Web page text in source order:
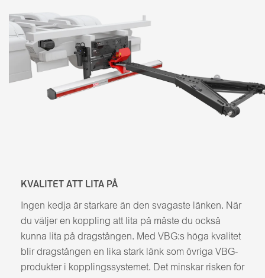
KVALITET ATT LITA PÅ
Ingen kedja är starkare än den svagaste länken. När
du väljer en koppling att lita på måste du också
kunna lita på dragstången. Med VBG:s höga kvalitet
blir dragstången en lika stark länk som övriga VBG-
produkter i kopplingssystemet. Det minskar risken för